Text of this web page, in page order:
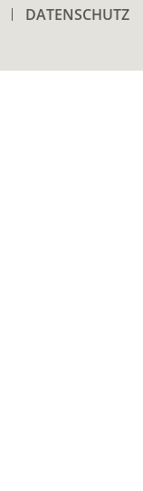
DATENSCHUTZ